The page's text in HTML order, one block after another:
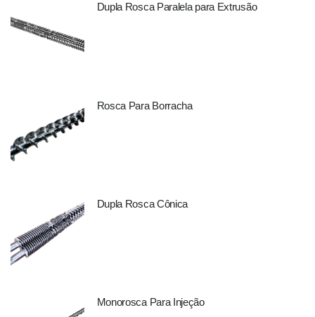
Dupla Rosca Paralela para Extrusão
Rosca Para Borracha
Dupla Rosca Cônica
Monorosca Para Injeção